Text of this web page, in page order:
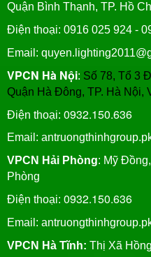
Quận Bình Thạnh, TP. Hồ
Điện thoại: 0916 025 924 -
Email:
VPCN Hà Nội: Số 78, Tổ 3
Quận Hà Đông, TP. Hà Nội,
Điện thoại: 0932.150.636
Email:
VPCN Hải Phòng: Mỹ
Phòng
Điện thoại: 0932.150.636
Email:
VPCN Hà Tĩnh: Thị Xã